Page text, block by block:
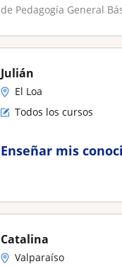
de Pedagogía General
Julián
El Loa
Todos los cursos
Enseñar mis
Catalina
Valparaíso